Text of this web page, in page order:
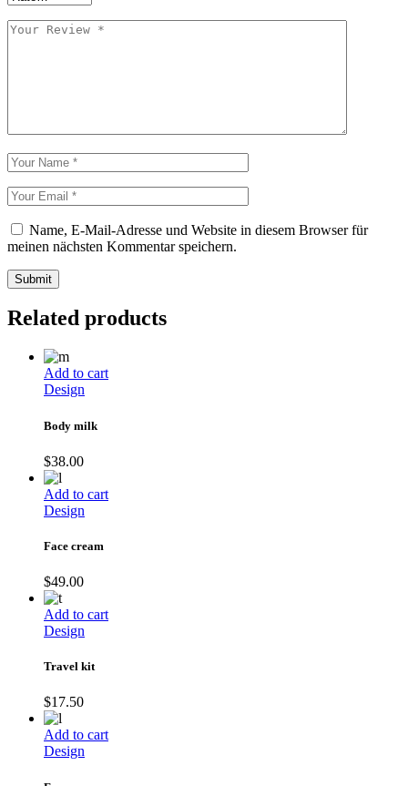
Name, E-Mail-Adresse und Website in diesem Browser für
meinen nächsten Kommentar speichern.
Submit
Related products
Add to cart
Design
Body milk
$38.00
Add to cart
Design
Face cream
$49.00
Add to cart
Design
Travel kit
$17.50
Add to cart
Design